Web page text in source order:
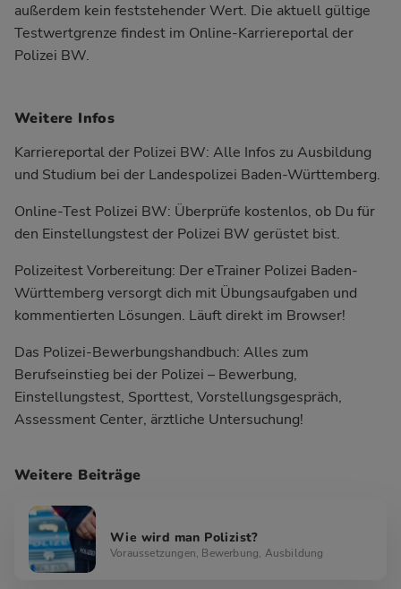
außerdem kein feststehender Wert. Die aktuell gültige
Testwertgrenze findest im Online-Karriereportal der
Polizei BW.
Weitere Infos
Karriereportal der Polizei BW: Alle Infos zu Ausbildung
und Studium bei der Landespolizei Baden-Württemberg.
Online-Test Polizei BW: Überprüfe kostenlos, ob Du für
den Einstellungstest der Polizei BW gerüstet bist.
Polizeitest Vorbereitung: Der eTrainer Polizei Baden-
Württemberg versorgt dich mit Übungsaufgaben und
kommentierten Lösungen. Läuft direkt im Browser!
Das Polizei-Bewerbungshandbuch: Alles zum
Berufseinstieg bei der Polizei – Bewerbung,
Einstellungstest, Sporttest, Vorstellungsgespräch,
Assessment Center, ärztliche Untersuchung!
Weitere Beiträge
Wie wird man Polizist?
Voraussetzungen, Bewerbung, Ausbildung